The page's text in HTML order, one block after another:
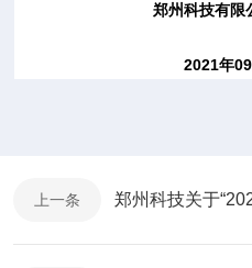
郑州科技有限公
2021年09
上一条 郑州科技关于